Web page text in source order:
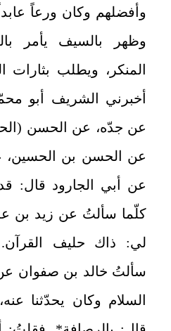
وأفضلهم وكان ورعاً
وظهر بالسيف يأمر
المنكر، ويطلب بثارات
أخبرني الشريف أبو
عن جدّه، عن الحسن
عن الحسن بن الحسين،
عن أبي الجارود قال:
كلّما سألتُ عن زيد بن
لي: ذاك حليف
سألتُ خالد بن صفوان
السلام وكان يحدّثنا